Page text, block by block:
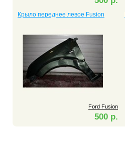
Крыло переднее левое Fusion
Ford Fusion
500 р.